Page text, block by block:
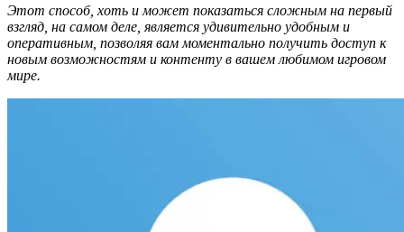
Этот способ, хоть и может показаться сложным на первый
взгляд, на самом деле, является удивительно удобным и
оперативным, позволяя вам моментально получить доступ к
новым возможностям и контенту в вашем любимом игровом
мире.